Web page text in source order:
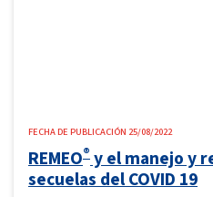
FECHA DE PUBLICACIÓN 25/08/2022
REMEO®y el manejo y
secuelas del COVID 19